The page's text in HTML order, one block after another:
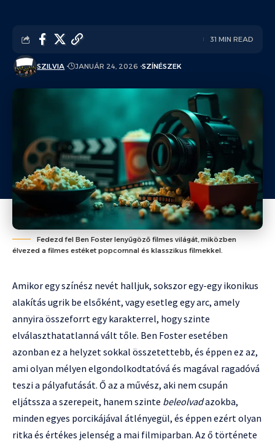
SZILVIA JANUÁR 24, 2026 SZÍNÉSZEK
31 MIN READ
Fedezd fel Ben Foster lenyűgöző filmes világát, miközben
élvezed a filmes estéket popcornnal és klasszikus filmekkel.
Amikor egy színész nevét halljuk, sokszor egy-egy ikonikus
alakítás ugrik be elsőként, vagy esetleg egy arc, amely
annyira összeforrt egy karakterrel, hogy szinte
elválaszthatatlanná vált tőle. Ben Foster esetében
azonban ez a helyzet sokkal összetettebb, és éppen ez az,
ami olyan mélyen elgondolkodtatóvá és magával ragadóvá
teszi a pályafutását. Ő az a művész, aki nem csupán
eljátssza a szerepeit, hanem szinte beleolvadazokba,
minden egyes porcikájával átlényegül, és éppen ezért olyan
ritka és értékes jelenség a mai filmiparban. Az ő története